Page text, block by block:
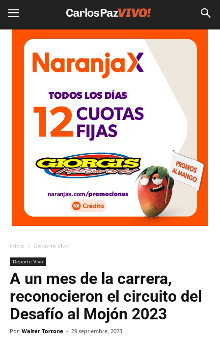
Inicio Deporte Vivo
Deporte Vivo
A un mes de la carrera,
reconocieron el circuito del
Desafío al Mojón 2023
Por Walter Tortone - 29 septiembre, 2023